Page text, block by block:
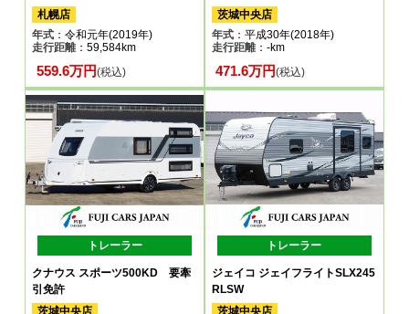
札幌店
年式 ：令和元年(2019年)
走行距離：59,584km
559.6万円(税込)
茨城中央店
年式：平成30年(2018年)
走行距離：-km
471.6万円(税込)
トレーラー
クナウス スポーツ500KD 要牽
引免許
茨城中央店
トレーラー
ジェイコ ジェイフライトSLX245
RLSW
茨城中央店